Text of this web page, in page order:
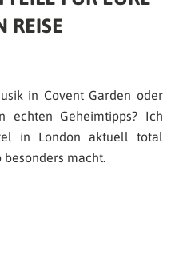
REISE
in Covent Garden oder
echten Geheimtipps? Ich
in London aktuell total
besonders macht.